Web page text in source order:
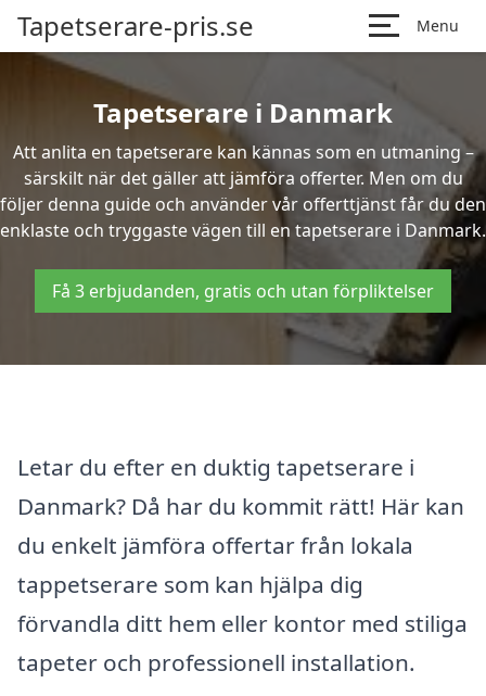
Tapetserare-pris.se Menu
Tapetserare i Danmark
Att anlita en tapetserare kan kännas som en utmaning –
särskilt när det gäller att jämföra offerter. Men om du
följer denna guide och använder vår offerttjänst får du den
enklaste och tryggaste vägen till en tapetserare i Danmark.
Få 3 erbjudanden, gratis och utan förpliktelser
Letar du efter en duktig tapetserare i
Danmark? Då har du kommit rätt! Här kan
du enkelt jämföra offertar från lokala
tappetserare som kan hjälpa dig
förvandla ditt hem eller kontor med stiliga
tapeter och professionell installation.